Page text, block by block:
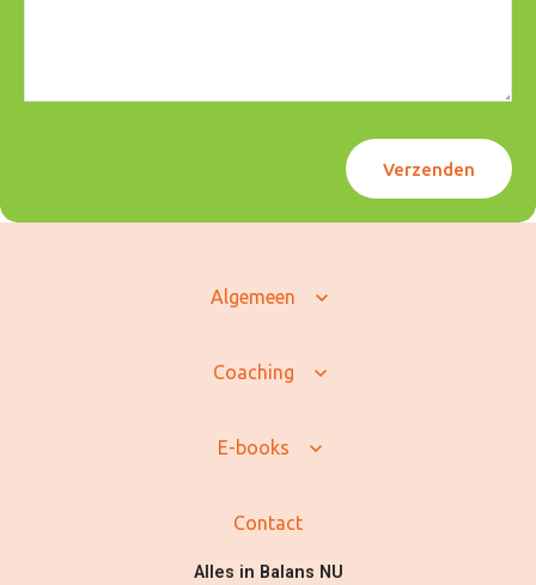
Verzenden
Algemeen
Coaching
E-books
Contact
Alles in Balans NU